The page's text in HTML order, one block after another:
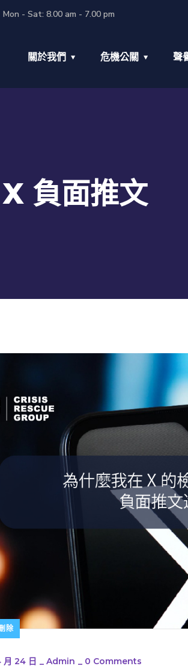
Mon - Sat: 8.00 am - 7.00 pm
關於我們 危機公關 聲
X 負面推文
除
24 日 _ Admin _ 0 Comments